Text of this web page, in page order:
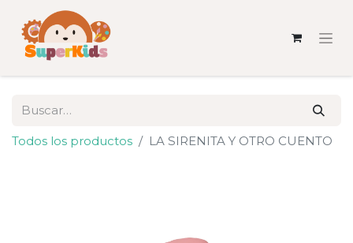
Todos los productos LA SIRENITA Y OTRO CUENTO